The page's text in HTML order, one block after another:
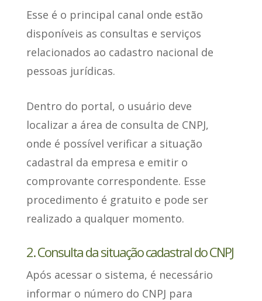
Esse é o principal canal onde estão
disponíveis as consultas e serviços
relacionados ao cadastro nacional de
pessoas jurídicas.
Dentro do portal, o usuário deve
localizar a área de consulta de CNPJ,
onde é possível verificar a situação
cadastral da empresa e emitir o
comprovante correspondente. Esse
procedimento é gratuito e pode ser
realizado a qualquer momento.
2. Consulta da situação cadastral do CNPJ
Após acessar o sistema, é necessário
informar o número do CNPJ para